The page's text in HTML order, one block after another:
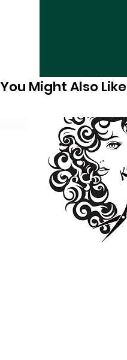
You Might Also Like